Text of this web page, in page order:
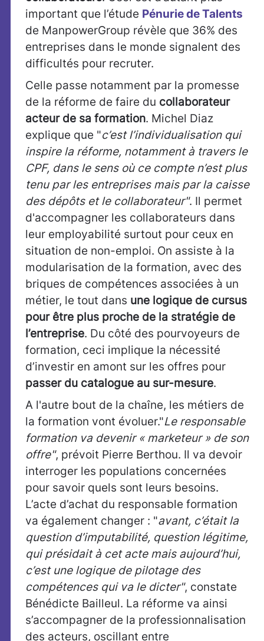
important que l’étude Pénurie de Talents
de ManpowerGroup révèle que 36% des
entreprises dans le monde signalent des
difficultés pour recruter.
Celle passe notamment par la promesse
de la réforme de faire du collaborateur
acteur de sa formation. Michel Diaz
explique que "c’est l’individualisation qui
inspire la réforme, notamment à travers le
CPF, dans le sens où ce compte n’est plus
tenu par les entreprises mais par la caisse
des dépôts et le collaborateur". Il permet
d'accompagner les collaborateurs dans
leur employabilité surtout pour ceux en
situation de non-emploi. On assiste à la
modularisation de la formation, avec des
briques de compétences associées à un
métier, le tout dans une logique de cursus
pour être plus proche de la stratégie de
l’entreprise. Du côté des pourvoyeurs de
formation, ceci implique la nécessité
d’investir en amont sur les offres pour
passer du catalogue au sur-mesure.
A l'autre bout de la chaîne, les métiers de
la formation vont évoluer."Le responsable
formation va devenir « marketeur » de son
offre", prévoit Pierre Berthou. Il va devoir
interroger les populations concernées
pour savoir quels sont leurs besoins.
L’acte d’achat du responsable formation
va également changer : "avant, c’était la
question d’imputabilité, question légitime,
qui présidait à cet acte mais aujourd’hui,
c’est une logique de pilotage des
compétences qui va le dicter", constate
Bénédicte Bailleul. La réforme va ainsi
s’accompagner de la professionnalisation
des acteurs, oscillant entre